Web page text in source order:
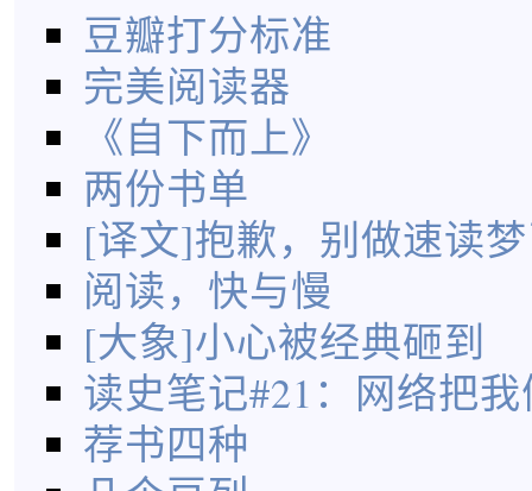
豆瓣打分标准
完美阅读器
《自下而上》
两份书单
[译文]抱歉，别做速读
阅读，快与慢
[大象]小心被经典砸到
读史笔记#21：网络把
荐书四种